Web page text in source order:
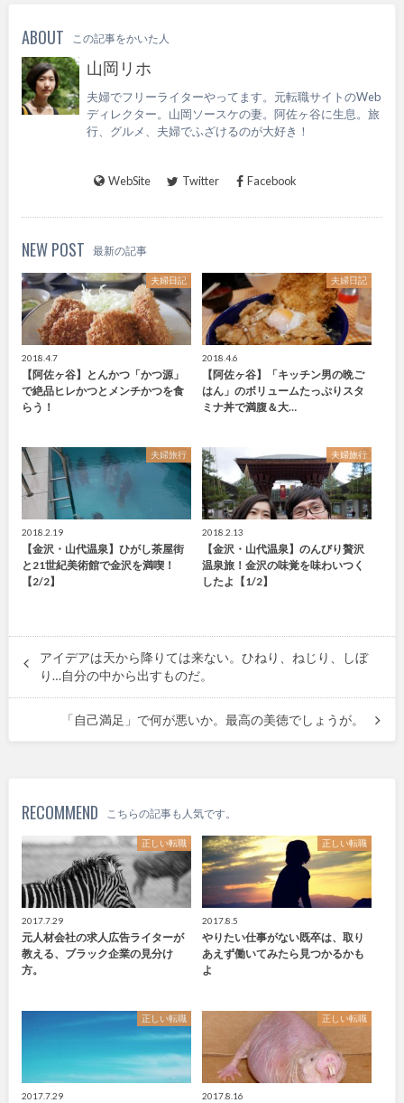
ABOUT この記事をかいた人
山岡リホ
夫婦でフリーライターやってます。元転職サイトのWeb
ディレクター。山岡ソースケの妻。阿佐ヶ谷に生息。旅
行、グルメ、夫婦でふざけるのが大好き！
WebSite Twitter Facebook
NEW POST 最新の記事
夫婦日記
2018.4.7
【阿佐ヶ谷】とんかつ「かつ源」
で絶品ヒレかつとメンチかつを食
らう！
夫婦日記
2018.4.6
【阿佐ヶ谷】「キッチン男の晩ご
はん」のボリュームたっぷりスタ
ミナ丼で満腹＆大…
夫婦旅行
2018.2.19
【金沢・山代温泉】ひがし茶屋街
と21世紀美術館で金沢を満喫！
【2/2】
夫婦旅行
2018.2.13
【金沢・山代温泉】のんびり贅沢
温泉旅！金沢の味覚を味わいつく
したよ【1/2】
アイデアは天から降りては来ない。ひねり、ねじり、しぼ
り…自分の中から出すものだ。
「自己満足」で何が悪いか。最高の美徳でしょうが。
RECOMMEND こちらの記事も人気です。
正しい転職
2017.7.29
元人材会社の求人広告ライターが
教える、ブラック企業の見分け
方。
正しい転職
2017.8.5
やりたい仕事がない既卒は、取り
あえず働いてみたら見つかるかも
よ
正しい転職
2017.7.29
正しい転職
2017.8.16